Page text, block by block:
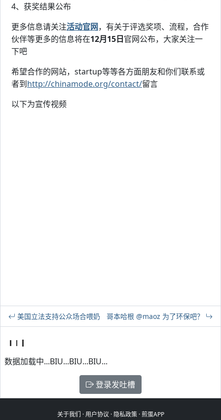
4、获奖结果公布
更多信息请关注活动官网，有关于评选奖项、流程，合作
伙伴等更多的信息将在12月15日官网公布，大家关注一
下吧
希望合作的网站，startup等等各方面朋友和你们联系或
者到http://chinamode.org/contact/留言
以下为宣传视频
美国立法支持公众场合喂奶 哥本哈根 @maoz 为了环保吧？
数据加载中...BIU...BIU...BIU...
登录发吐槽
关于我们 ·用户协议 · 隐私政策·煎蛋APP